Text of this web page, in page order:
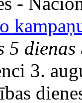
5 dienas
3.